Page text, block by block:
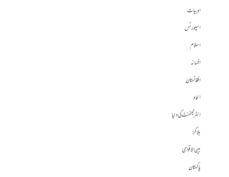
ادبیات
اسپورٹس
اسلام
افسانہ
افغانستان
الحاد
انٹرٹینمنٹ کی دنیا
بلاگز
بین الاقوامی
پاکستان